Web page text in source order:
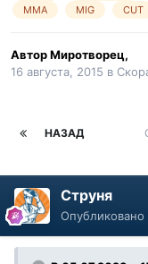
MMA
MIG CUT
АвторМиротворец,
16 августа, 2015 в
НАЗАД
Струня
Опубликовано